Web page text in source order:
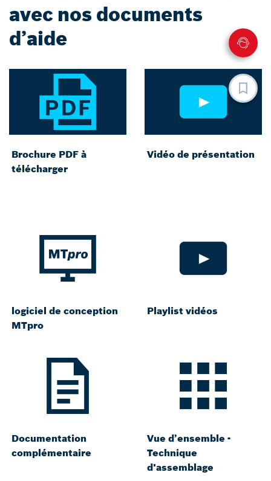
avec nos documents
d’aide
Brochure PDF à
télécharger
Vidéo de présentation
logiciel de conception
MTpro
Playlist vidéos
Documentation
complémentaire
Vue d’ensemble -
Technique
d'assemblage